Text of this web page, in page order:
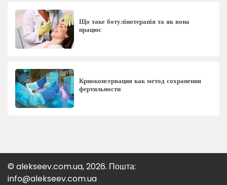
Що таке ботулінотерапія та як вона
працює
Криоконсервация как метод сохранения
фертильности
© alekseev.com.ua, 2026. Пошта:
info@alekseev.com.ua